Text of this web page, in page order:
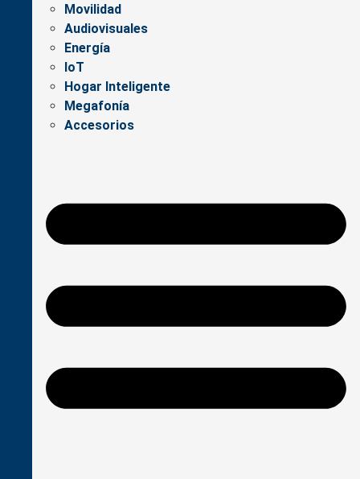
Movilidad
Audiovisuales
Energía
IoT
Hogar Inteligente
Megafonía
Accesorios